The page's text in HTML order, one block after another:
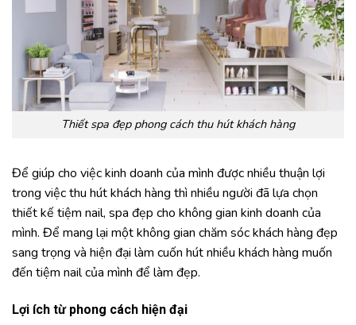
Thiết spa đẹp phong cách thu hút khách hàng
Để giúp cho việc kinh doanh của mình được nhiều thuận lợi
trong việc thu hút khách hàng thì nhiều người đã lựa chọn
thiết kế tiệm nail, spa đẹp cho không gian kinh doanh của
mình. Để mang lại một không gian chăm sóc khách hàng đẹp
sang trọng và hiện đại làm cuốn hút nhiều khách hàng muốn
đến tiệm nail của mình để làm đẹp.
Lợi ích từ phong cách hiện đại